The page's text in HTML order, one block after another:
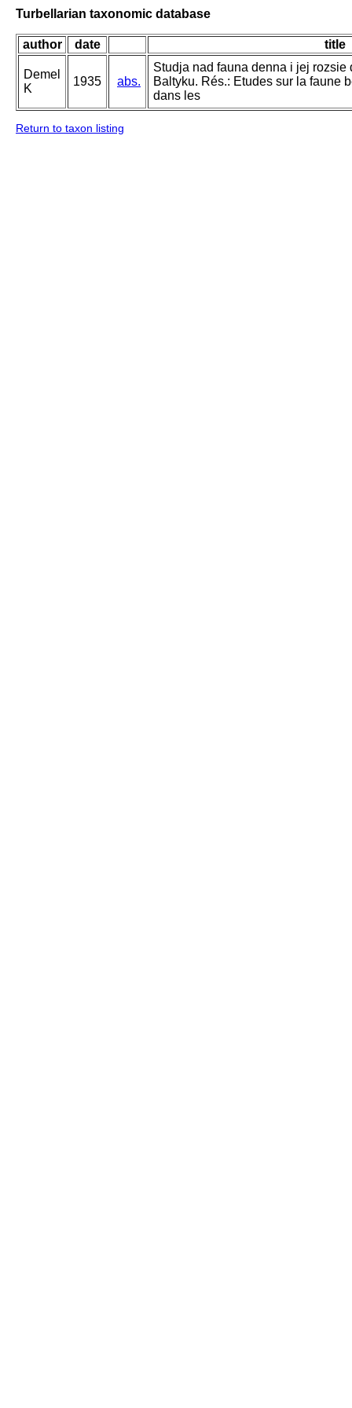
Turbellarian taxonomic database
author date title
Demel
K
1935 abs.
Studja nad fauna denna i jej
Baltyku. Rés.: Etudes sur la faune
dans les
Return to taxon listing